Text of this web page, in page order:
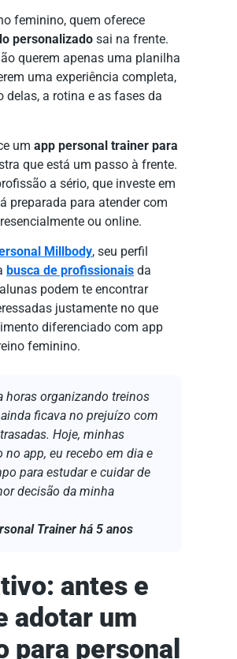
feminino, quem oferece
personalizado sai na frente.
querem apenas uma planilha
uma experiência completa,
delas, a rotina e as fases da
um app personal trainer para
que está um passo à frente.
a sério, que investe em
preparada para atender com
ou online.
Millbody, seu perfil
busca de profissionais da
podem te encontrar
justamente no que
diferenciado com app
feminino.
horas organizando treinos
ficava no prejuízo com
Hoje, minhas
app, eu recebo em dia e
para estudar e cuidar de
decisão da minha
Trainer há 5 anos
antes e
adotar um
para personal